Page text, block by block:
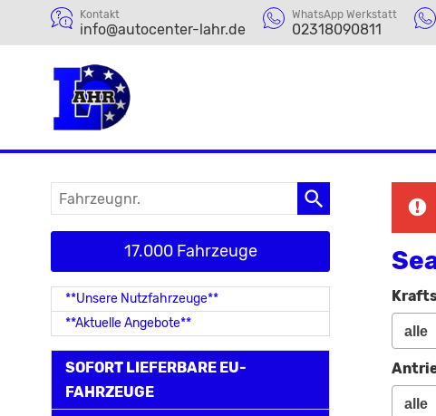
Kontakt
info@autocenter-lahr.de
WhatsApp Werkstatt
02318090811
Fahrzeugnr.
17.000 Fahrzeuge
**Unsere Nutzfahrzeuge**
**Aktuelle Angebote**
SOFORT LIEFERBARE EU-
FAHRZEUGE